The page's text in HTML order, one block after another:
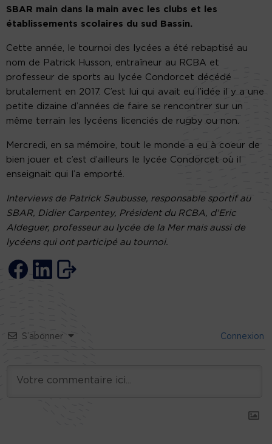
SBAR main dans la main avec les clubs et les
établissements scolaires du sud Bassin.
Cette année, le tournoi des lycées a été rebaptisé au
nom de Patrick Husson, entraîneur au RCBA et
professeur de sports au lycée Condorcet décédé
brutalement en 2017. C’est lui qui avait eu l’idée il y a une
petite dizaine d’années de faire se rencontrer sur un
même terrain les lycéens licenciés de rugby ou non.
Mercredi, en sa mémoire, tout le monde a eu à coeur de
bien jouer et c’est d’ailleurs le lycée Condorcet où il
enseignait qui l’a emporté.
Interviews de Patrick Saubusse, responsable sportif au
SBAR, Didier Carpentey, Président du RCBA, d’Eric
Aldeguer, professeur au lycée de la Mer mais aussi de
lycéens qui ont participé au tournoi.
S’abonner Connexion